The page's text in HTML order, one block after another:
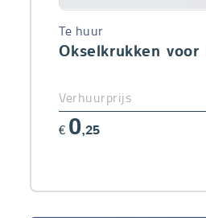
Okselkrukken voor
Te huur
Verhuurprijs
€ 0,25